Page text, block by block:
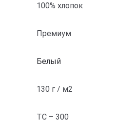
100% хлопок
Премиум
Белый
130 г / м2
ТС – 300